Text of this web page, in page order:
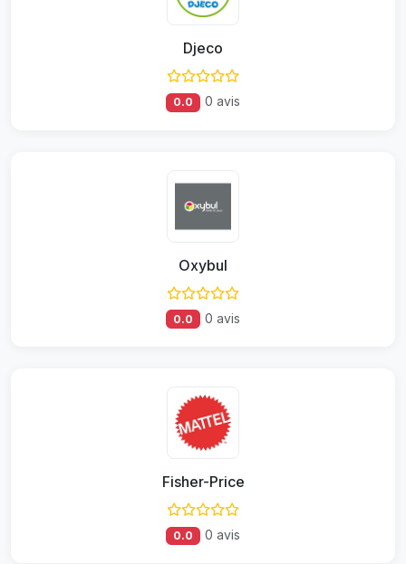
Djeco
0.0 0 avis
Oxybul
0.0 0 avis
Fisher-Price
0.0 0 avis